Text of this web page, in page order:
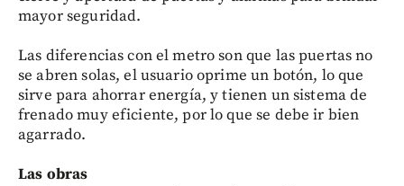
mayor seguridad.
Las diferencias con el metro son que las puertas no
se abren solas, el usuario oprime un botón, lo que
sirve para ahorrar energía, y tienen un sistema de
frenado muy eficiente, por lo que se debe ir bien
agarrado.
Las obras